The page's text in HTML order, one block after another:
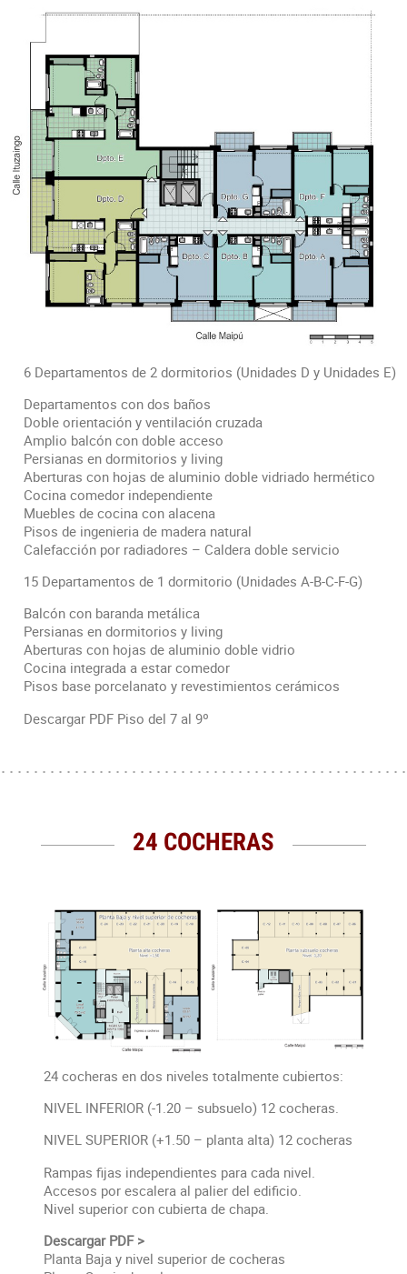
6 Departamentos de 2 dormitorios (Unidades D y Unidades E)
Departamentos con dos baños
Doble orientación y ventilación cruzada
Amplio balcón con doble acceso
Persianas en dormitorios y living
Aberturas con hojas de aluminio doble vidriado hermético
Cocina comedor independiente
Muebles de cocina con alacena
Pisos de ingenieria de madera natural
Calefacción por radiadores – Caldera doble servicio
15 Departamentos de 1 dormitorio (Unidades A-B-C-F-G)
Balcón con baranda metálica
Persianas en dormitorios y living
Aberturas con hojas de aluminio doble vidrio
Cocina integrada a estar comedor
Pisos base porcelanato y revestimientos cerámicos
Descargar PDF Piso del 7 al 9º
24 COCHERAS
24 cocheras en dos niveles totalmente cubiertos:
NIVEL INFERIOR (-1.20 – subsuelo) 12 cocheras.
NIVEL SUPERIOR (+1.50 – planta alta) 12 cocheras
Rampas fijas independientes para cada nivel.
Accesos por escalera al palier del edificio.
Nivel superior con cubierta de chapa.
Descargar PDF >
Planta Baja y nivel superior de cocheras